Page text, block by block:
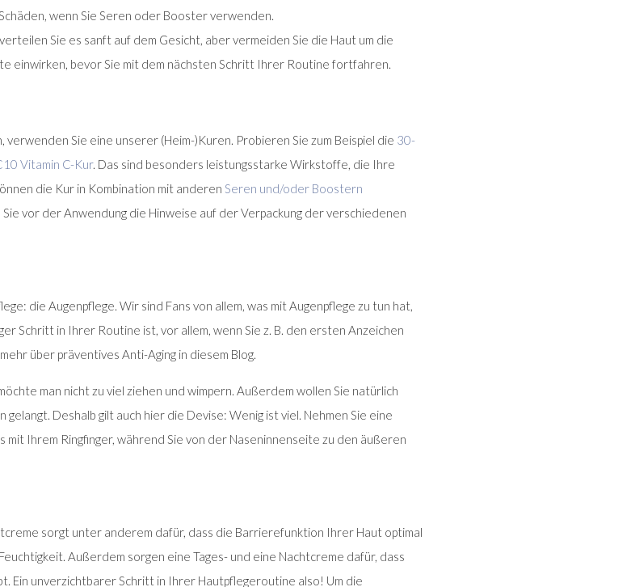
wenn Sie Seren oder Booster verwenden.
Sie es sanft auf dem Gesicht, aber vermeiden Sie die Haut um die
einwirken, bevor Sie mit dem nächsten Schritt Ihrer Routine fortfahren.
Sie eine unserer (Heim-)Kuren. Probieren Sie zum Beispiel die 30-
Vitamin C-Kur. Das sind besonders leistungsstarke Wirkstoffe, die Ihre
die Kur in Kombination mit anderenSeren und/oder Boostern
vor der Anwendung die Hinweise auf der Verpackung der verschiedenen
die Augenpflege. Wir sind Fans von allem, was mit Augenpflege zu tun hat,
Schritt in Ihrer Routine ist, vor allem, wenn Sie z. B. den ersten Anzeichen
über präventives Anti-Aging in diesem Blog.
man nicht zu viel ziehen und wimpern. Außerdem wollen Sie natürlich
Deshalb gilt auch hier die Devise: Wenig ist viel. Nehmen Sie eine
Ihrem Ringfinger, während Sie von der Naseninnenseite zu den äußeren
sorgt unter anderem dafür, dass die Barrierefunktion Ihrer Haut optimal
Außerdem sorgen eine Tages- und eine Nachtcreme dafür, dass
Ein unverzichtbarer Schritt in Ihrer Hautpflegeroutine also! Um die